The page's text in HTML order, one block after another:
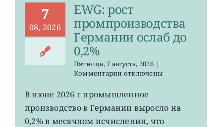
7
08, 2026
EWG: рост
промпроизводства
Германии ослаб до
0,2%
Пятница, 7 августа, 2026 |
Комментариик
EWG:
рост
промпроизводства
Германии
отключены
В июне 2026 г промышленное
производство в Германии выросло на
0,2% в месячном исчислении, что